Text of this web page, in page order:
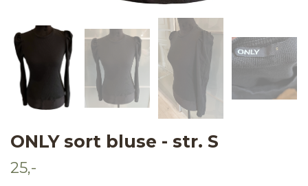
ONLY sort bluse - str. S
25,-